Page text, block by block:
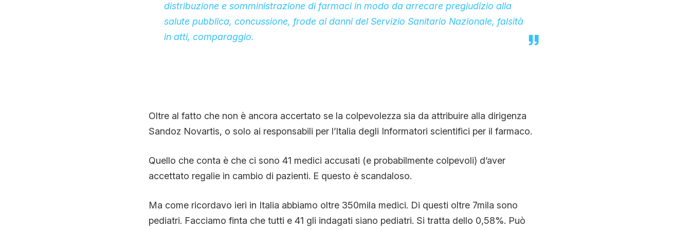
distribuzione e somministrazione di farmaci in modo da arrecare pregiudizio alla
salute pubblica, concussione, frode ai danni del Servizio Sanitario Nazionale, falsità
in atti, comparaggio.
Oltre al fatto che non è ancora accertato se la colpevolezza sia da attribuire alla dirigenza
Sandoz Novartis, o solo ai responsabili per l’Italia degli Informatori scientifici per il farmaco.
Quello che conta è che ci sono 41 medici accusati (e probabilmente colpevoli) d’aver
accettato regalie in cambio di pazienti. E questo è scandaloso.
Ma come ricordavo ieri in Italia abbiamo oltre 350mila medici. Di questi oltre 7mila sono
pediatri. Facciamo finta che tutti e 41 gli indagati siano pediatri. Si tratta dello 0,58%. Può